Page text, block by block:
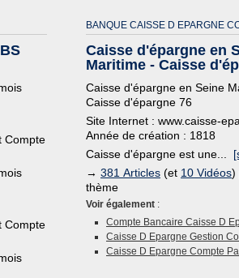
Compte
Compte
BANQUE CAISSE D EPARGNE
Caisse d'épargne en
Maritime - Caisse
Caisse d'épargne en Seine
Caisse d'épargne 76
Site Internet : www.caisse-
Année de création : 1818
Caisse d'épargne est une...
→ 381 Articles (et 10 Vidéos)
thème
Voir également :
Compte Bancaire Caisse D
Caisse D Epargne Gestion
Caisse D Epargne Compte